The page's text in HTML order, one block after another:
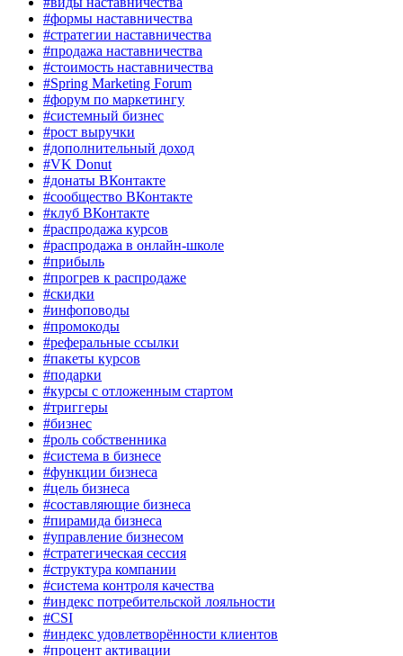
#формы наставничества
#стратегии наставничества
#продажа наставничества
#стоимость наставничества
#Spring Marketing Forum
#форум по маркетингу
#системный бизнес
#рост выручки
#дополнительный доход
#VK Donut
#донаты ВКонтакте
#сообщество ВКонтакте
#клуб ВКонтакте
#распродажа курсов
#распродажа в онлайн-школе
#прибыль
#прогрев к распродаже
#скидки
#инфоповоды
#промокоды
#реферальные ссылки
#пакеты курсов
#подарки
#курсы с отложенным стартом
#триггеры
#бизнес
#роль собственника
#система в бизнесе
#функции бизнеса
#цель бизнеса
#составляющие бизнеса
#пирамида бизнеса
#управление бизнесом
#стратегическая сессия
#структура компании
#система контроля качества
#индекс потребительской лояльности
#CSI
#индекс удовлетворённости клиентов
#процент активации